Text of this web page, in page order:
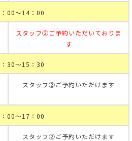
00～14：00
スタッフ②ご予約いただいておりま
す
30～15：30
スタッフ②ご予約いただけます
00～17：00
スタッフ②ご予約いただけます